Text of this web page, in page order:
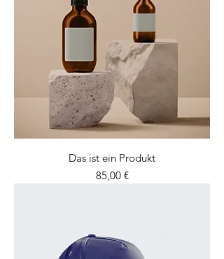
Das ist ein Produkt
Preis
85,00 €